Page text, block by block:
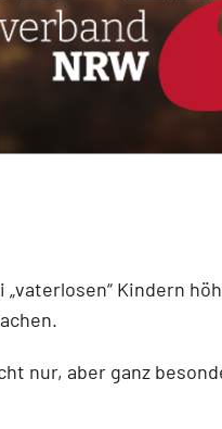
Kindern
nur, aber ganz